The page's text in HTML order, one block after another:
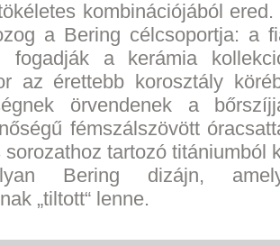
kombinációjából
a Bering célcsoportja: a
fogadják a kerámia
az érettebb korosztály
örvendenek a
fémszálszövött
sorozathoz tartozó titániumból
Bering dizájn,
„tiltott“ lenne.